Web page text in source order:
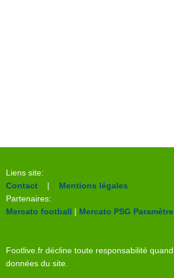
Liens site:
Contact | Mentions légales
Partenaires:
Mercato football | Mercato PSG
Footlive.fr décline toute responsabilité
données du site.